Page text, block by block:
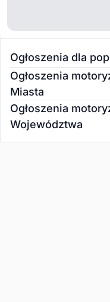
Ogłoszenia dla
Ogłoszenia
Miasta
Ogłoszenia
Województwa